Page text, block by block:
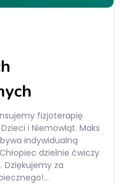
fizjoterapię
i Niemowląt. Maks
indywidualną
dzielnie ćwiczy
Dziękujemy za